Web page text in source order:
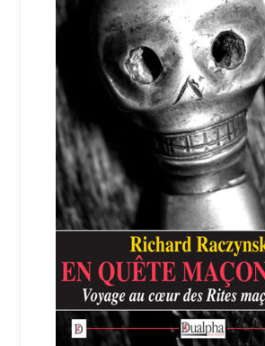
Login Customizer
Newsletter
Nous Contacter
Panier
Politique de confidentialité et cookies
Qui sommes-nous ?
Soutien à Philippe Randa
Suivi de la Commande